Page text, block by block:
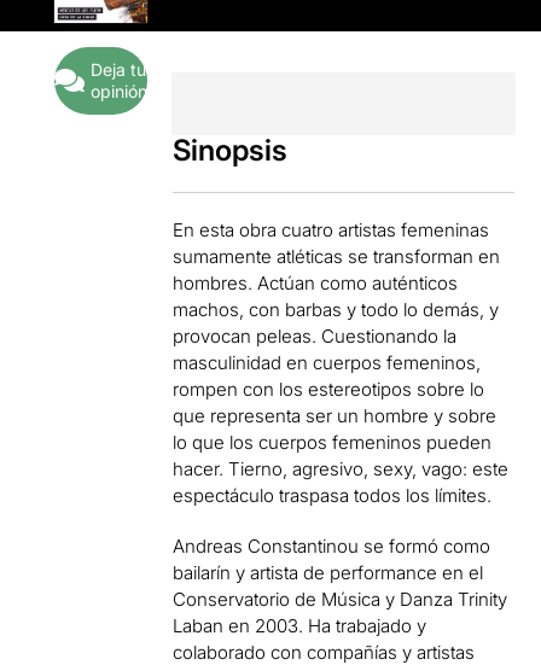
Deja tu
opinión
Sinopsis
En esta obra cuatro artistas femeninas
sumamente atléticas se transforman en
hombres. Actúan como auténticos
machos, con barbas y todo lo demás, y
provocan peleas. Cuestionando la
masculinidad en cuerpos femeninos,
rompen con los estereotipos sobre lo
que representa ser un hombre y sobre
lo que los cuerpos femeninos pueden
hacer. Tierno, agresivo, sexy, vago: este
espectáculo traspasa todos los límites.
Andreas Constantinou se formó como
bailarín y artista de performance en el
Conservatorio de Música y Danza Trinity
Laban en 2003. Ha trabajado y
colaborado con compañías y artistas